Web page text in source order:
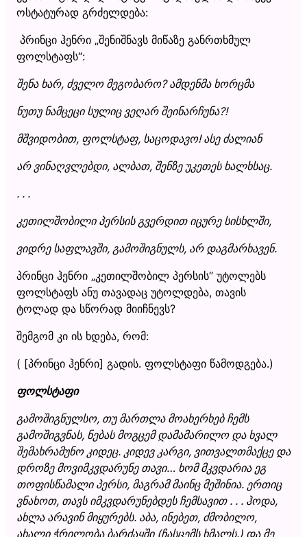
ოსტატურად გრძელდება:
პრინცი ჰენრი „შენიშნავს მიწაზე განრთხმულ
ფოლსტაფს“:
შენა ხარ, ძველო მეგობარო? ამდენმა ხორცმა
ნუთუ ნამცეცი სულიც ვეღარ შეინარჩუნა?!
მშვიდობით, ფოლსტაფ, საცოდავო! ასე ძალიან
არ ვინაღვლებდი, ალბათ, შენზე უკეთეს ხალხსაც.
. . .
კეთილშობილი პერსის გვერდით იცურე სისხლში,
ვიდრე საფლავში, გამოშიგნულს, არ დაგმარხავენ.
პრინცი ჰენრი „კეთილშობილ პერსის“ უტოლებს
ფოლსტაფს ანუ თავადაც უტოლდება, თავის
ტოლად და სწორად მიიჩნევს?
შემგომ კი ის ხდება, რომ:
( [პრინცი ჰენრი] გადის. ფოლსტაფი წამოდგება.)
ფოლსტაფი
გამოშიგნულსო, თუ მართლა მოახერხებ ჩემს
გამოშიგვნას, ნებას მოგცემ დამამარილო და ხვალ
შემახრამუნო კიდეც. კიდევ კარგი, ვითვალთმაქცე და
დროზე მოვიმკვდარუნე თავი… ხომ მკვდარია ეგ
თოფისწამალი პერსი, მაგრამ მაინც მეშინია. ერთიც
ვნახოთ, თავს იმკვდარუნებდეს ჩემსავით . . . ჰოდა,
ახლა არავინ მიყურებს. აბა, ინებეთ, ძმობილო,
ახალი ჭრილობა ბარძაყში (ჩასცემს ხმალს.) და მე